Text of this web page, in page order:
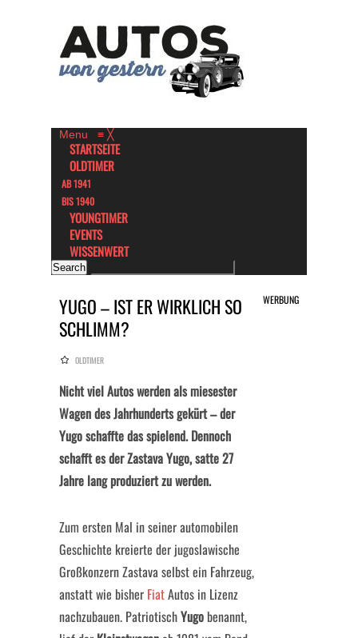
Menu ≡ ╳
STARTSEITE
OLDTIMER
AB 1941
BIS 1940
YOUNGTIMER
EVENTS
WISSENWERT
YUGO – IST ER WIRKLICH SO
SCHLIMM?
WERBUNG
OLDTIMER
Nicht viel Autos werden als miesester
Wagen des Jahrhunderts gekürt – der
Yugo schaffte das spielend. Dennoch
schafft es der Zastava Yugo, satte 27
Jahre lang produziert zu werden.
Zum ersten Mal in seiner automobilen
Geschichte kreierte der jugoslawische
Großkonzern Zastava selbst ein Fahrzeug,
anstatt wie bisher FiatAutos in Lizenz
nachzubauen. PatriotischYugo benannt,